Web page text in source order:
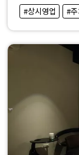
#상시영업 #